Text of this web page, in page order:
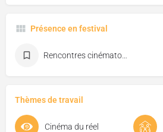
Présence en festival
Thèmes de travail
Cinéma du réel